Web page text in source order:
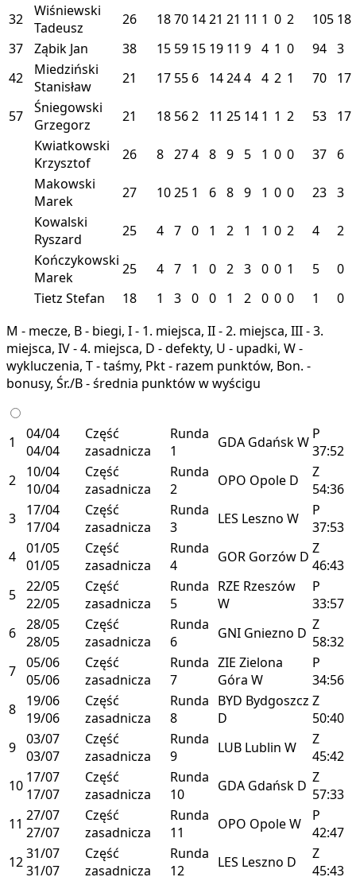
32
Wiśniewski
Tadeusz
26 1870 1421 21 11 1 0 2 105 18
37
Ząbik Jan 38 15 59 15 19 11 9 4 1 0 94 3
42
Miedziński
Stanisław
21 17 55 6 14244 4 2 1 70 17
57
Śniegowski
Grzegorz
21 18 562 11 25 14 1 1 2 53
17
Kwiatkowski
Krzysztof
26 8 274 8 9 5 1 0 0 37
6
Makowski
Marek
27 1025 1 6 8 9 1 0 0 23 3
Kowalski
Ryszard
25 4 7 0 1 2 1 1 0 2 4
2
Kończykowski
Marek
25 4 7 1 0 2 3 0 0 1 5
0
Tietz Stefan
18 1 3 0 0 1 2 0 0 0 1
0
M - mecze, B - biegi, I - 1. miejsca, II - 2. miejsca, III - 3.
miejsca, IV - 4. miejsca, D - defekty, U - upadki, W -
wykluczenia, T - taśmy, Pkt - razem punktów, Bon. -
bonusy, Śr./B - średnia punktów w wyścigu
1
04/04
04/04
Część
zasadnicza
Runda
1
GDA GdańskW P
37:52
2
10/04
10/04
Część
zasadnicza
Runda
2
OPO Opole D
Z
54:36
3
17/04
17/04
Część
zasadnicza
Runda
3
LES Leszno W
P
37:53
4 01/05
01/05
Część
zasadnicza
Runda
4
GOR Gorzów D Z
46:43
5 22/05
22/05
Część
zasadnicza
Runda
5
RZE Rzeszów
W
P
33:57
6 28/05
28/05
Część
zasadnicza
Runda
6
GNI Gniezno D Z
58:32
7 05/06
05/06
Część
zasadnicza
Runda
7
ZIE Zielona
Góra W
P
34:56
8
19/06
19/06
Część
zasadnicza
Runda
8
BYD Bydgoszcz
D
Z
50:40
9 03/07
03/07
Część
zasadnicza
Runda
9
LUB Lublin W
Z
45:42
10 17/07
17/07
Część
zasadnicza
Runda
10
GDA Gdańsk D Z
57:33
11 27/07
27/07
Część
zasadnicza
Runda
11
OPO OpoleW
P
42:47
1231/07
31/07
Część
zasadnicza
Runda
12
LES Leszno D
Z
45:43